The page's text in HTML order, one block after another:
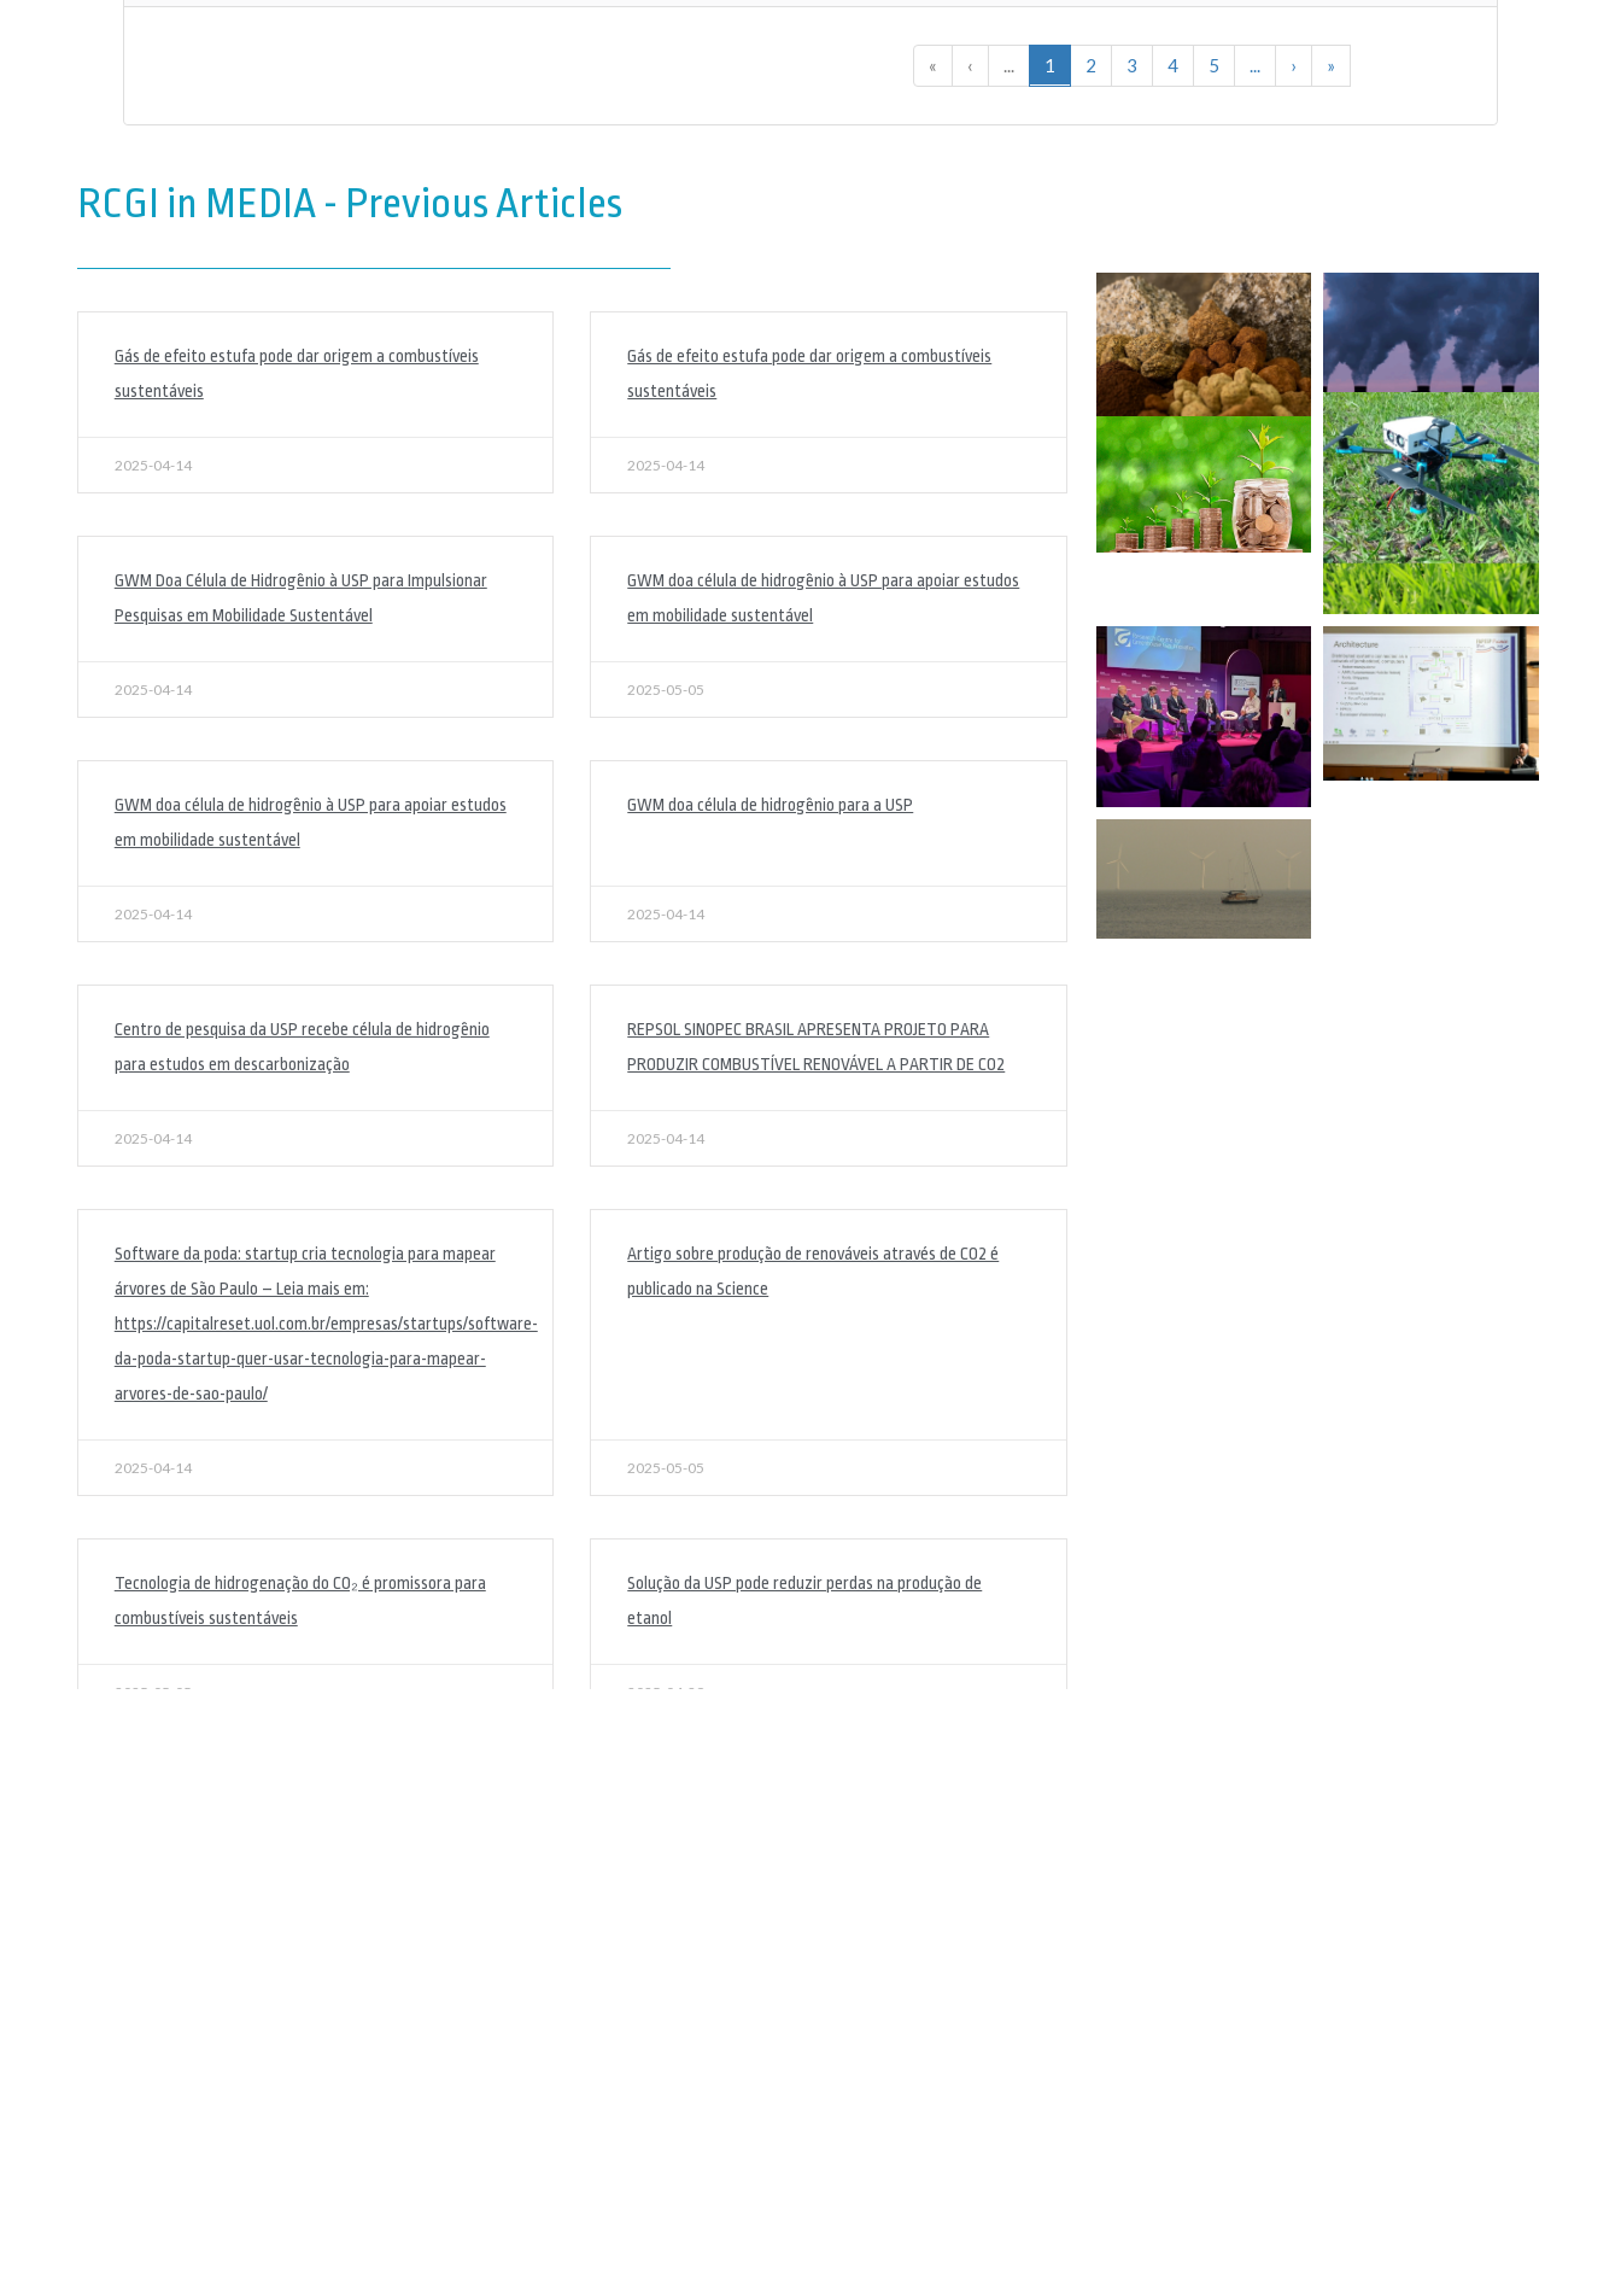
« ‹ ... 1 2 3 4 5 ... › »
RCGI in MEDIA - Previous Articles
Gás de efeito estufa pode dar origem a combustíveis
sustentáveis
2025-04-14
Gás de efeito estufa pode dar origem a combustíveis
sustentáveis
2025-04-14
GWM Doa Célula de Hidrogênio à USP para Impulsionar
Pesquisas em Mobilidade Sustentável
2025-04-14
GWM doa célula de hidrogênio à USP para apoiar estudos
em mobilidade sustentável
2025-05-05
GWM doa célula de hidrogênio à USP para apoiar estudos
em mobilidade sustentável
2025-04-14
GWM doa célula de hidrogênio para a USP
2025-04-14
Centro de pesquisa da USP recebe célula de hidrogênio
para estudos em descarbonização
2025-04-14
REPSOL SINOPEC BRASIL APRESENTA PROJETO PARA
PRODUZIR COMBUSTÍVEL RENOVÁVEL A PARTIR DE CO2
2025-04-14
Software da poda: startup cria tecnologia para mapear
árvores de São Paulo – Leia mais em:
https://capitalreset.uol.com.br/empresas/startups/software-
da-poda-startup-quer-usar-tecnologia-para-mapear-
arvores-de-sao-paulo/
2025-04-14
Artigo sobre produção de renováveis através de CO2 é
publicado na Science
2025-05-05
Tecnologia de hidrogenação do CO₂ é promissora para
combustíveis sustentáveis
2025-05-05
Solução da USP pode reduzir perdas na produção de
etanol
2025-04-29